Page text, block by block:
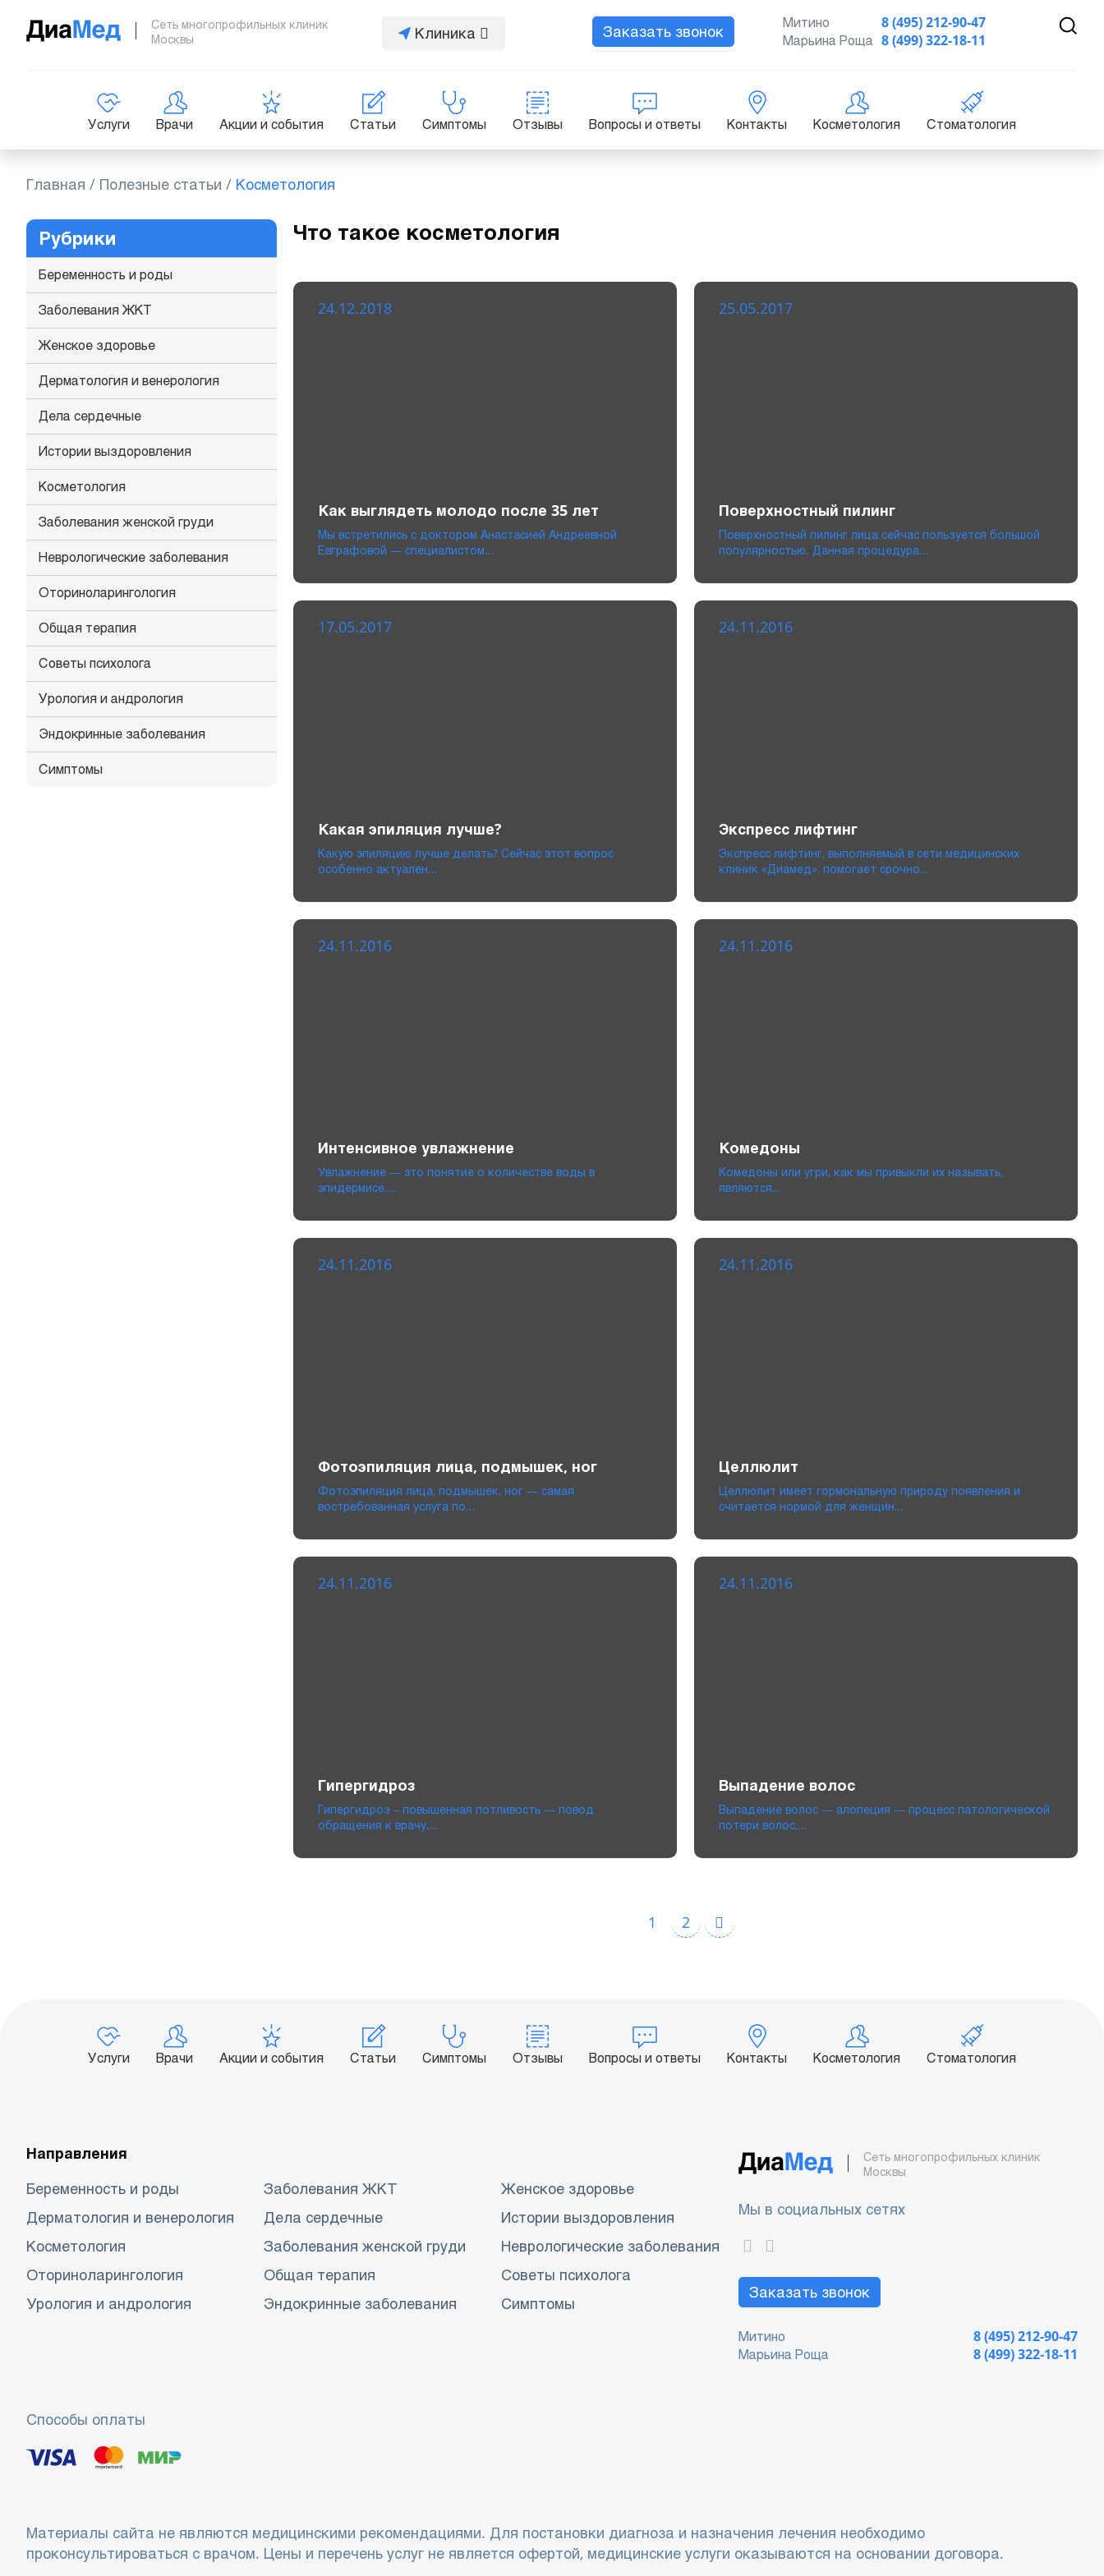
Сеть многопрофильных клиник
Москвы
Клиника Заказать звонок
8 (495) 212-90-47
Митино
8 (499) 322-18-11
Марьина Роща
Услуги Врачи Акции и события Статьи Симптомы Отзывы Вопросы и ответы Контакты Косметология Стоматология
Главная / Полезные статьи / Косметология
Что такое косметология
24.12.2018
Как выглядеть молодо после 35 лет
Мы встретились с доктором Анастасией Андреевной
Евграфовой — специалистом…
25.05.2017
Поверхностный пилинг
Поверхностный пилинг лица сейчас пользуется большой
популярностью. Данная процедура…
17.05.2017
Какая эпиляция лучше?
Какую эпиляцию лучше делать? Сейчас этот вопрос
особенно актуален…
24.11.2016
Экспресс лифтинг
Экспресс лифтинг, выполняемый в сети медицинских
клиник «Диамед», помогает срочно…
24.11.2016
Интенсивное увлажнение
Увлажнение — это понятие о количестве воды в
эпидермисе….
24.11.2016
Комедоны
Комедоны или угри, как мы привыкли их называть,
являются…
24.11.2016
Фотоэпиляция лица, подмышек, ног
Фотоэпиляция лица, подмышек, ног — самая
востребованная услуга по…
24.11.2016
Целлюлит
Целлюлит имеет гормональную природу появления и
считается нормой для женщин…
24.11.2016
Гипергидроз
Гипергидроз – повышенная потливость — повод
обращения к врачу,…
24.11.2016
Выпадение волос
Выпадение волос — алопеция — процесс патологической
потери волос,…
1 2
Рубрики
Беременность и роды
Заболевания ЖКТ
Женское здоровье
Дерматология и венерология
Дела сердечные
Истории выздоровления
Косметология
Заболевания женской груди
Неврологические заболевания
Оториноларингология
Общая терапия
Советы психолога
Урология и андрология
Эндокринные заболевания
Симптомы
Услуги Врачи Акции и события Статьи Симптомы Отзывы Вопросы и ответы Контакты Косметология Стоматология
Сеть многопрофильных клиник
Москвы
Мы в социальных сетях
Заказать звонок
8 (495) 212-90-47
Митино
8 (499) 322-18-11
Марьина Роща
Направления
Беременность и роды Заболевания ЖКТ
Женское здоровье
Дерматология и венерология
Дела сердечные
Истории выздоровления
Косметология
Заболевания женской груди
Неврологические заболевания
Оториноларингология
Общая терапия
Советы психолога
Урология и андрология
Эндокринные заболевания Симптомы
Способы оплаты
Материалы сайта не являются медицинскими рекомендациями. Для постановки диагноза и назначения лечения необходимо
проконсультироваться с врачом. Цены и перечень услуг не является офертой, медицинские услуги оказываются на основании договора.